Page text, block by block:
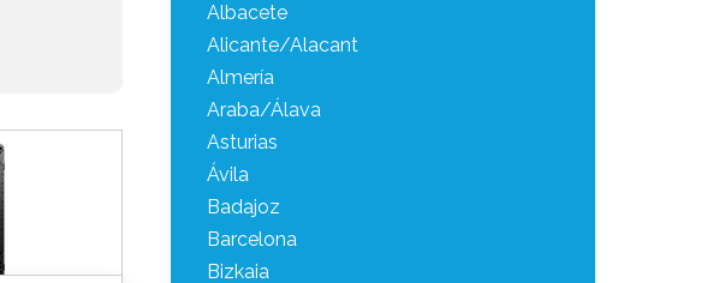
Albacete
Alicante/Alacant
Almería
Araba/Álava
Asturias
Ávila
Badajoz
Barcelona
Bizkaia